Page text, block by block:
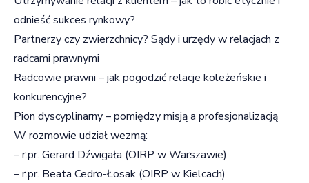
odnieść sukces rynkowy?
Partnerzy czy zwierzchnicy? Sądy i urzędy w relacjach z
radcami prawnymi
Radcowie prawni – jak pogodzić relacje koleżeńskie i
konkurencyjne?
Pion dyscyplinarny – pomiędzy misją a profesjonalizacją
W rozmowie udział wezmą:
– r.pr. Gerard Dźwigała (OIRP w Warszawie)
– r.pr. Beata Cedro-Łosak (OIRP w Kielcach)